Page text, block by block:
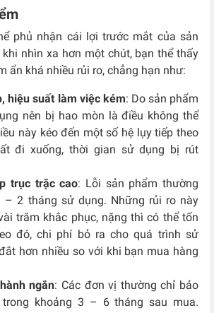
phủ nhận cái lợi trước mắt của sản
khi nhìn xa hơn một chút, bạn thể thấy
ẩn khá nhiều rủi ro, chẳng hạn như:
hiệu suất làm việc kém: Do sản phẩm
nên bị hao mòn là điều không thể
này kéo đến một số hệ lụy tiếp theo
đi xuống, thời gian sử dụng bị rút
trục trặc cao: Lỗi sản phẩm thường
– 2 tháng sử dụng. Những rủi ro này
trăm khắc phục, nặng thì có thể tốn
đó, chi phí bỏ ra cho quá trình sử
hơn nhiều so với khi bạn mua hàng
ngắn: Các đơn vị thường chỉ bảo
khoảng 3 – 6 tháng sau mua.